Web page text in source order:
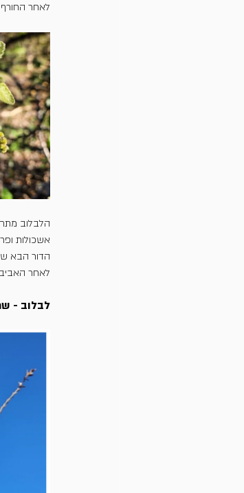
לאחר
הלבלוב
אשכולות
הדור הבא של
לאחר
לבלוב -